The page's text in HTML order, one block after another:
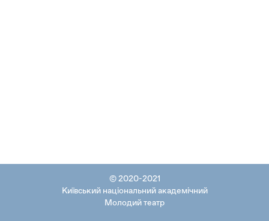
© 2020-2021
Київський національний академічний
Молодий театр